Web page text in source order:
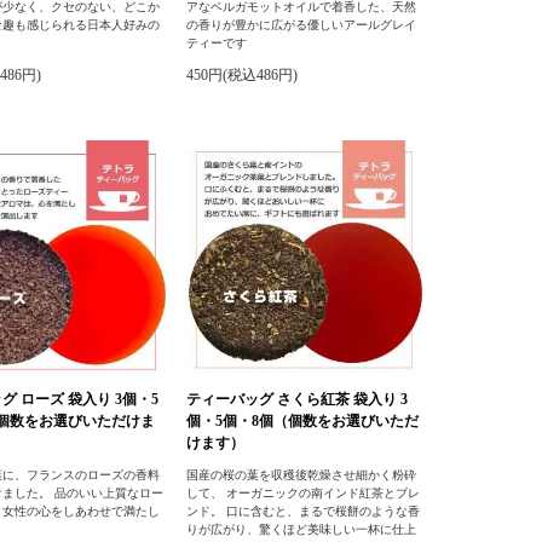
なく、クセのない、どこか
も感じられる日本人好みの
円)
アなベルガモットオイルで着香した、天然
の香りが豊かに広がる優しいアールグレイ
ティーです
450円(税込486円)
ローズ 袋入り 3個・5
数をお選びいただけま
、フランスのローズの香料
した。 品のいい上質なロー
性の心をしあわせで満たし
ティーバッグ さくら紅茶 袋入り 3
個・5個・8個（個数をお選びいただ
けます）
国産の桜の葉を収穫後乾燥させ細かく粉砕
して、 オーガニックの南インド紅茶とブレ
ンド。 口に含むと、まるで桜餅のような香
りが広がり、驚くほど美味しい一杯に仕上